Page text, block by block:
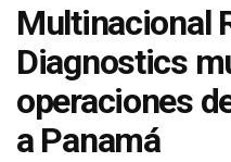
Multinacional
Diagnostics
operaciones
a Panamá